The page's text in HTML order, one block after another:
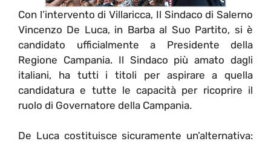
Con l’intervento di Villaricca, Il Sindaco di Salerno
Vincenzo De Luca, in Barba al Suo Partito, si è
candidato ufficialmente a Presidente della
Regione Campania. Il Sindaco più amato dagli
italiani, ha tutti i titoli per aspirare a quella
candidatura e tutte le capacità per ricoprire il
ruolo di Governatore della Campania.
De Luca costituisce sicuramente un’alternativa: